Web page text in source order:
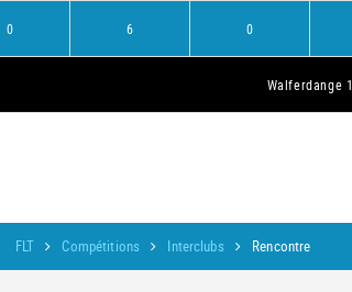
0 6 0
Walferdange 1
FLT Compétitions Interclubs Rencontre